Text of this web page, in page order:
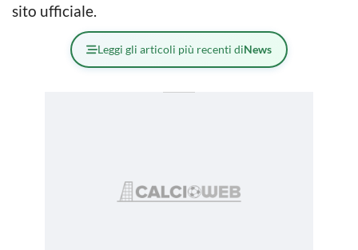
sito ufficiale.
Leggi gli articoli più recenti diNews